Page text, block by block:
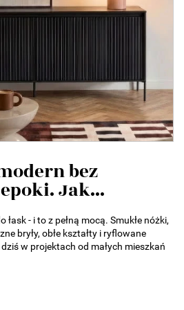
bez
Jak...
łask - i to z pełną mocą. Smukłe nóżki,
bryły, obłe kształty i ryflowane
w projektach od małych mieszkań